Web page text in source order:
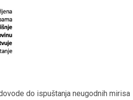
do ispuštanja neugodnih mirisa